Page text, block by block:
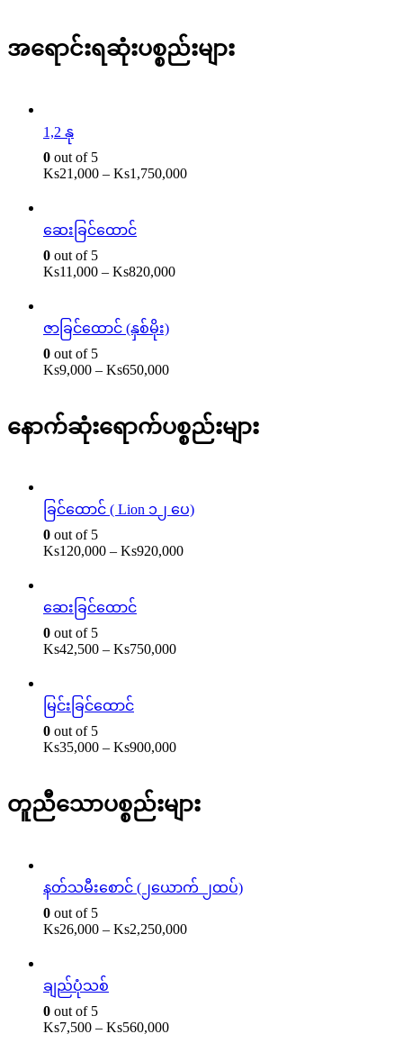
အရောင်းရဆုံးပစ္စည်းများ
1,2 နု
0 out of 5
Ks21,000 – Ks1,750,000
ဆေးခြင်ထောင်
0 out of 5
Ks11,000 – Ks820,000
ဇာခြင်ထောင် (နှစ်မိုး)
0 out of 5
Ks9,000 – Ks650,000
နောက်ဆုံးရောက်ပစ္စည်းများ
ခြင်ထောင် ( Lion ၁၂ ပေ)
0 out of 5
Ks120,000 – Ks920,000
ဆေးခြင်ထောင်
0 out of 5
Ks42,500 – Ks750,000
မြင်းခြင်ထောင်
0 out of 5
Ks35,000 – Ks900,000
တူညီသောပစ္စည်းများ
နတ်သမီးစောင် (၂ယောက် ၂ထပ်)
0 out of 5
Ks26,000 – Ks2,250,000
ချည်ပုံသစ်
0 out of 5
Ks7,500 – Ks560,000